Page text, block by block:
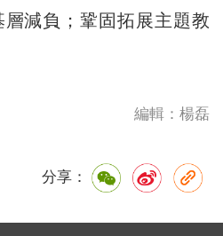
減負；鞏固拓展主題教
編輯：楊磊
分享：